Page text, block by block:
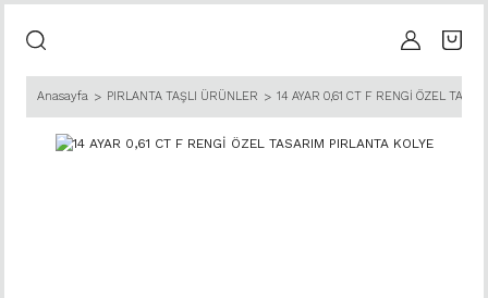
Anasayfa PIRLANTA TAŞLI ÜRÜNLER 14 AYAR 0,61 CT F RENGİ ÖZEL